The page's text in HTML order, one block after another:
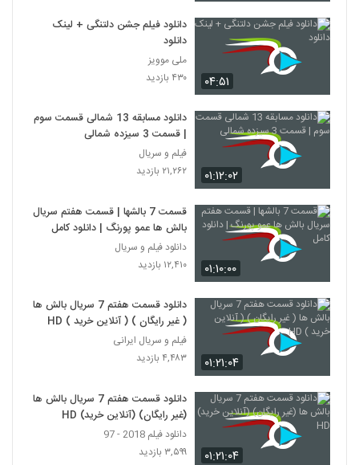
۰۴:۵۱
دانلود فیلم جشن دلتنگی + لینک
دانلود
ملی موویز
۴۳۰ بازدید
۰۱:۱۲:۰۲
دانلود مسابقه 13 شمالی قسمت سوم
| قسمت 3 سیزده شمالی
فیلم و سریال
۲۱,۲۶۲ بازدید
۰۱:۱۰:۰۰
قسمت 7 بالشها | قسمت هفتم سریال
بالش ها عمو پورنگ | دانلود کامل
دانلود فیلم و سریال
۱۲,۴۱۰ بازدید
۰۱:۲۱:۰۴
دانلود قسمت هفتم 7 سریال بالش ها
( غیر رایگان ) ( آنلاین خرید ) HD
فیلم و سریال ایرانی
۴,۴۸۳ بازدید
۰۱:۲۱:۰۴
دانلود قسمت هفتم 7 سریال بالش ها
(غیر رایگان) (آنلاین خرید) HD
دانلود فیلم 2018 - 97
۳,۵۹۹ بازدید